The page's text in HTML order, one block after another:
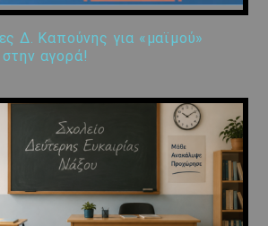
Δ. Καπούνης για «μαϊμού»
αγορά!